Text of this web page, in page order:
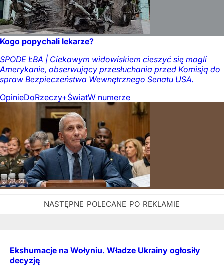
Kogo popychali lekarze?
SPODE ŁBA | Ciekawym widowiskiem cieszyć się mogli
Amerykanie, obserwujący przesłuchania przed Komisją do
spraw Bezpieczeństwa Wewnętrznego Senatu USA.
OpinieDoRzeczy+ŚwiatW numerze
Ekshumacje na Wołyniu. Władze Ukrainy ogłosiły
decyzję